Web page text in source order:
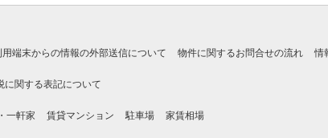
端末からの情報の外部送信について 物件に関するお問合せの流れ 情
に関する表記について
一軒家 賃貸マンション 駐車場 家賃相場